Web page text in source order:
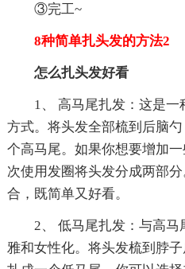
③完工~
8种简单扎头发的方法2
怎么扎头发好看
1、 高马尾扎发：这是
方式。将头发全部梳到后脑
个高马尾。如果你想要增加
次使用发圈将头发分成两部
合，既简单又好看。
2、 低马尾扎发：与高
雅和女性化。将头发梳到脖